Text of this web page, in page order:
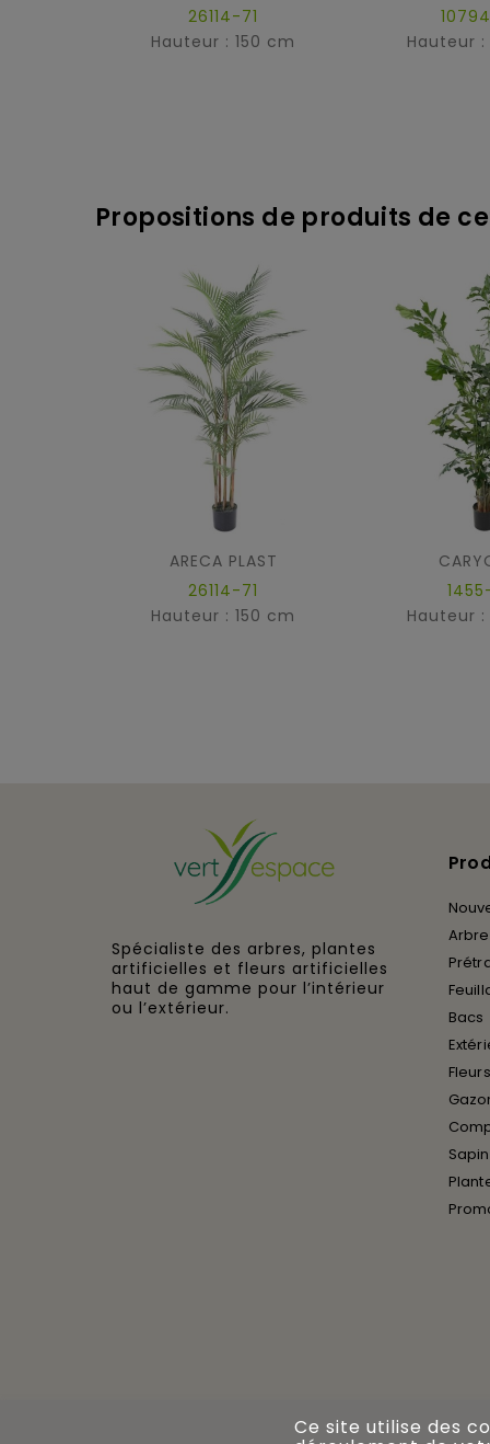
26114-71
Hauteur : 150 cm
Hauteur :
Propositions de produits de
ARECA PLAST
26114-71
Hauteur : 150 cm
Hauteur :
Spécialiste des arbres, plantes
artificielles et fleurs artificielles
haut de gamme pour l’intérieur
ou l’extérieur.
Bacs
Ce site utilise des